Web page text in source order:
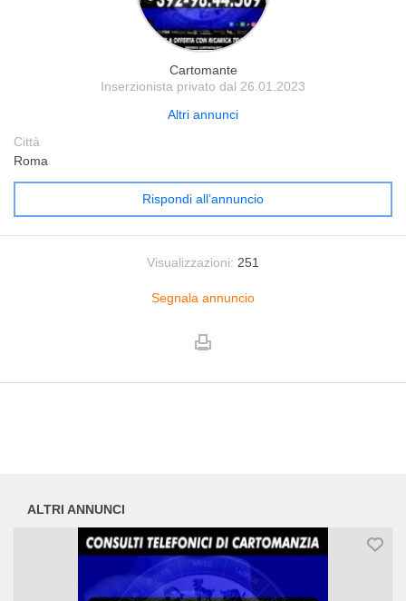
Cartomante
Inserzionista privato dal 26.01.2023
Altri annunci
Città
Roma
Rispondi all’annuncio
Visualizzazioni: 251
Segnala annuncio
ALTRI ANNUNCI